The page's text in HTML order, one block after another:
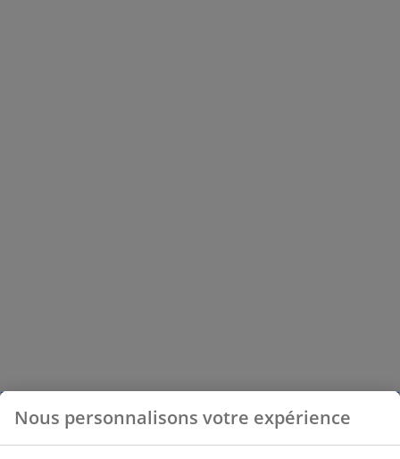
Nous personnalisons votre expérience